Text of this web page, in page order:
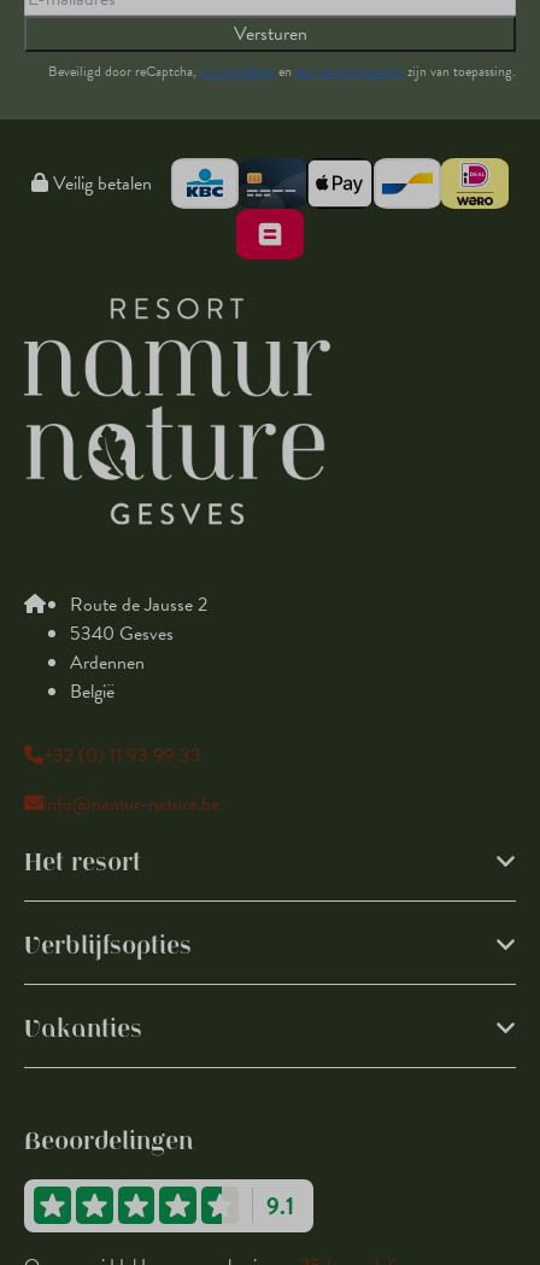
Versturen
Beveiligd door reCaptcha, privacybeleid en servicevoorwaarden zijn van toepassing.
Veilig betalen
Route de Jausse 2
5340 Gesves
Ardennen
België
+32 (0) 11 93 99 33
info@namur-nature.be
Het resort
Verblijfsopties
Vakanties
Beoordelingen
9.1